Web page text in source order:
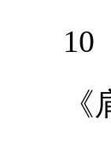
10
《肩